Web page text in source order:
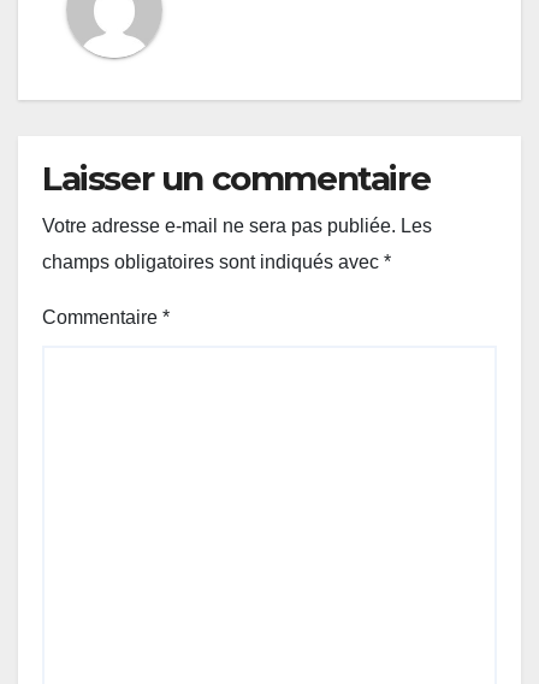
Laisser un commentaire
Votre adresse e-mail ne sera pas publiée. Les
champs obligatoires sont indiqués avec *
Commentaire *